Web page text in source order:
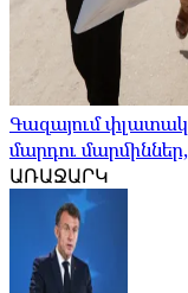
Գազայում
մարդու մարմիններ,
ԱՌԱՋԱՐԿ